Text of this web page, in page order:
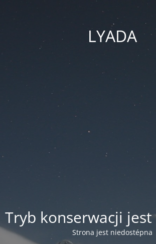
LYADA
Tryb konserwacji jest
Strona jest niedostépna